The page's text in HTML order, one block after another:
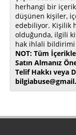
herhangi bir
düşünen kişiler,
edebiliyor. Kişilik
olduğunda, ilgili
hak ihlali bildirimi
NOT: Tüm
Satın Almanız
Telif Hakkı veya